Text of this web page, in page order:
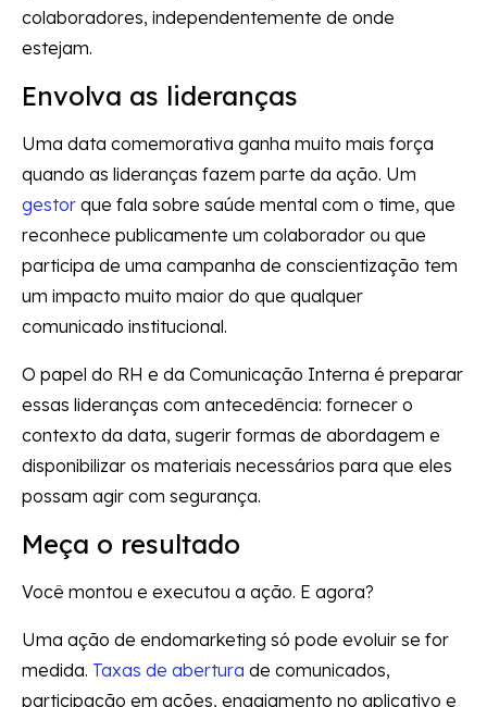
colaboradores, independentemente de onde
estejam.
Envolva as lideranças
Uma data comemorativa ganha muito mais força
quando as lideranças fazem parte da ação. Um
gestor que fala sobre saúde mental com o time, que
reconhece publicamente um colaborador ou que
participa de uma campanha de conscientização tem
um impacto muito maior do que qualquer
comunicado institucional.
O papel do RH e da Comunicação Interna é preparar
essas lideranças com antecedência: fornecer o
contexto da data, sugerir formas de abordagem e
disponibilizar os materiais necessários para que eles
possam agir com segurança.
Meça o resultado
Você montou e executou a ação. E agora?
Uma ação de endomarketing só pode evoluir se for
medida. Taxas de abertura de comunicados,
participação em ações, engajamento no aplicativo e